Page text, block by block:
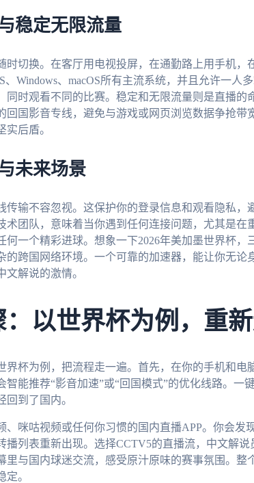
稳定无限流量
时切换。在客厅用电视投屏，在通勤路上用手机，
、Windows、macOS所有主流系统，并且允许一人
同时观看不同的比赛。稳定和无限流量则是直播的
回国影音专线，避免与游戏或网页浏览数据争抢带
实后盾。
未来场景
传输不容忽视。这保护你的登录信息和观看隐私，
术团队，意味着当你遇到任何连接问题，尤其是在
何一个精彩进球。想象一下2026年美加墨世界杯，
的跨国网络环境。一个可靠的加速器，能让你无论
文解说的激情。
：以世界杯为例，重
界杯为例，把流程走一遍。首先，在你的手机和电
智能推荐“影音加速”或“回国模式”的优化线路。一
回到了国内。
、咪咕视频或任何你习惯的国内直播APP。你会发
播列表重新出现。选择CCTV5的直播流，中文解
里与国内球迷交流，感受原汁原味的赛事氛围。整
。